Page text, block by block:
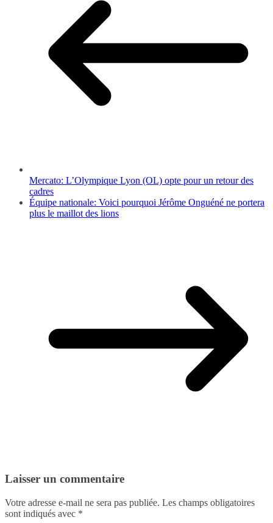
Mercato: L’Olympique Lyon (OL) opte pour un retour des
cadres
Équipe nationale: Voici pourquoi Jérôme Onguéné ne portera
plus le maillot des lions
Laisser un commentaire
Votre adresse e-mail ne sera pas publiée. Les champs obligatoires
sont indiqués avec *